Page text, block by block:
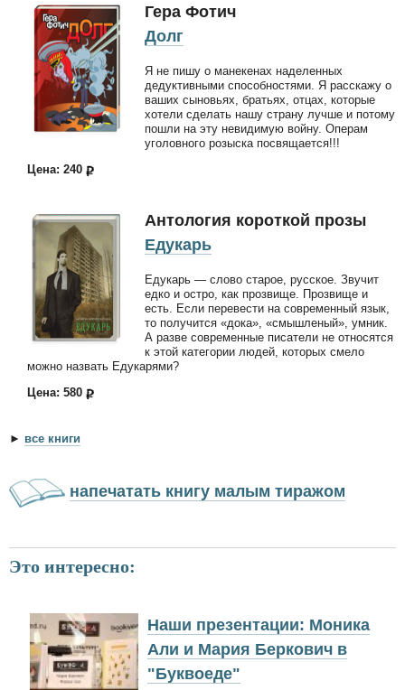
Гера Фотич
Долг
Я не пишу о манекенах наделенных
дедуктивными способностями. Я расскажу о
ваших сыновьях, братьях, отцах, которые
хотели сделать нашу страну лучше и потому
пошли на эту невидимую войну. Операм
уголовного розыска посвящается!!!
Цена: 240
Антология короткой прозы
Едукарь
Едукарь — слово старое, русское. Звучит
едко и остро, как прозвище. Прозвище и
есть. Если перевести на современный язык,
то получится «дока», «смышленый», умник.
А разве современные писатели не относятся
к этой категории людей, которых смело
можно назвать Едукарями?
Цена: 580
► все книги
напечатать книгу малым тиражом
Это интересно:
Наши презентации: Моника
Али и Мария Беркович в
"Буквоеде"